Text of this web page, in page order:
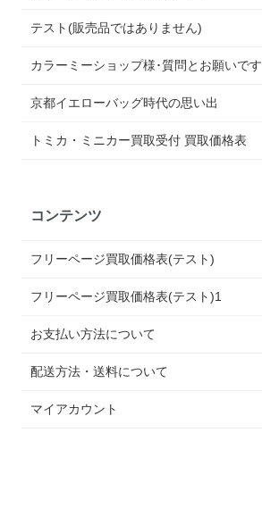
テスト(販売品ではありません)
カラーミーショップ様･質問とお願いです
京都イエローバッグ時代の思い出
トミカ・ミニカー買取受付 買取価格表
コンテンツ
フリーページ買取価格表(テスト)
フリーページ買取価格表(テスト)1
お支払い方法について
配送方法・送料について
マイアカウント